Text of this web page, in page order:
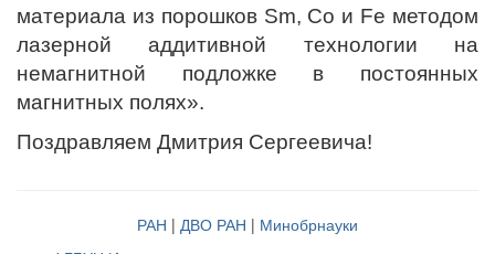
материала из порошков Sm, Co и Fe методом
лазерной аддитивной технологии на
немагнитной подложке в постоянных
магнитных полях».
Поздравляем Дмитрия Сергеевича!
РАН | ДВО РАН | Минобрнауки